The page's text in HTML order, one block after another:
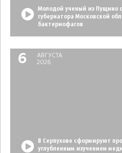
Молодой ученый из Пущино
губернатора Московской
бактериофагов
6
АВГУСТА
2026
В Серпухове сформируют
углубленным изучением